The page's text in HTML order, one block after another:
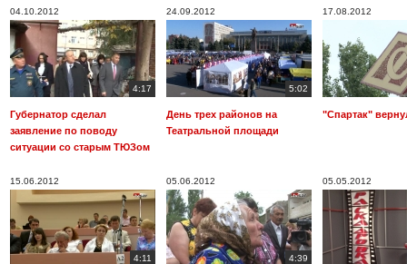
04.10.2012
4:17
Губернатор сделал
заявление по поводу
ситуации со старым ТЮЗом
24.09.2012
5:02
День трех районов на
Театральной площади
17.08.2012
"Спартак"
15.06.2012
4:11
05.06.2012
4:39
05.05.2012